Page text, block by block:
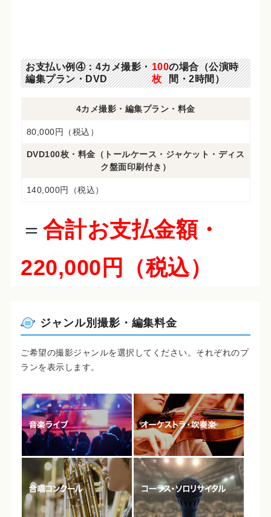
お支払い例④：4カメ撮影・
編集プラン・DVD
100
枚
の場合（公演時
間・2時間）
4カメ撮影・編集プラン・料金
80,000円（税込）
DVD100枚・料金（トールケース・ジャケット・ディス
ク盤面印刷付き）
140,000円（税込）
＝ 合計お支払金額・
220,000円（税込）
ジャンル別撮影・編集料金
ご希望の撮影ジャンルを選択してください。それぞれのプ
ランを表示します。